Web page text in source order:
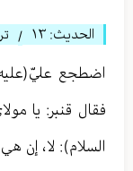
الحديث: ١٣ /
اضطجع
فقال قنبر: يا
السلام): لا، إن